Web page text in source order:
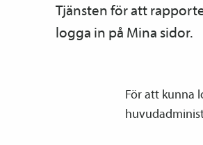
Tjänsten för att
logga in på Mina sidor.
För att kunna